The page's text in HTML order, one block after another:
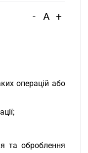
- A +
операцій або
та оброблення